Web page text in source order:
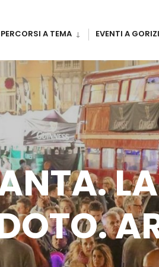
PERCORSI A TEMA EVENTI A